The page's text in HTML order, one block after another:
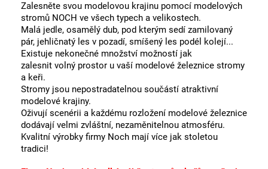
Zalesněte svou modelovou krajinu pomocí modelových
stromů NOCH ve všech typech a velikostech.
Malá jedle, osamělý dub, pod kterým sedí zamilovaný
pár, jehličnatý les v pozadí, smíšený les podél kolejí...
Existuje nekonečné množství možností jak
zalesnit volný prostor u vaší modelové železnice stromy
a keři.
Stromy jsou nepostradatelnou součástí atraktivní
modelové krajiny.
Oživují scenérii a každému rozložení modelové železnice
dodávají velmi zvláštní, nezaměnitelnou atmosféru.
Kvalitní výrobky firmy Noch mají více jak stoletou
tradici!